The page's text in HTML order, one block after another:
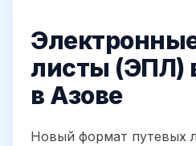
листы (ЭПЛ)
в Азове
Новый формат путевых